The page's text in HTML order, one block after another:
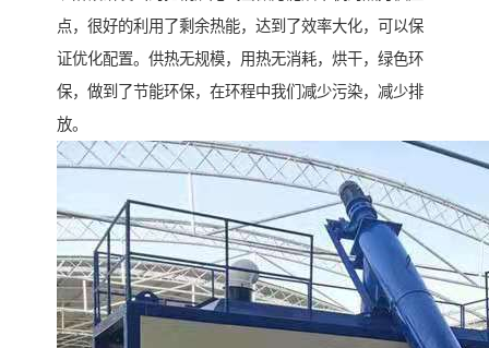
点，很好的利用了剩余热能，达到了效率大化，可以保
证优化配置。供热无规模，用热无消耗，烘干，绿色环
保，做到了节能环保，在环程中我们减少污染，减少排
放。